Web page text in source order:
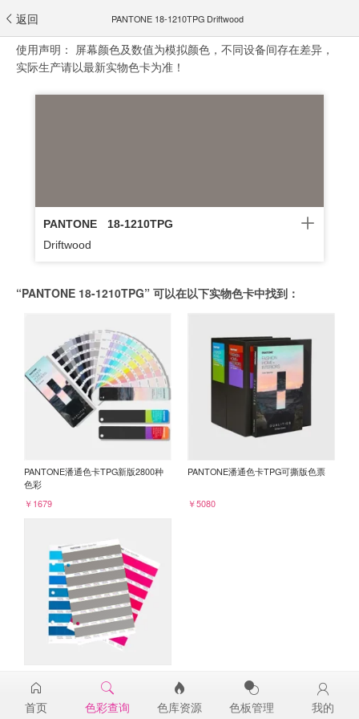
返回 PANTONE 18-1210TPG Driftwood
使用声明： 屏幕颜色及数值为模拟颜色，不同设备间存在差异，
实际生产请以最新实物色卡为准！
PANTONE
18-1210TPG
Driftwood
“PANTONE 18-1210TPG” 可以在以下实物色卡中找到：
PANTONE潘通色卡TPG新版2800种
色彩
￥1679
PANTONE潘通色卡TPG可撕版色票
￥5080
18-1210TPG
￥98
首页 色彩查询 色库资源 色板管理 我的